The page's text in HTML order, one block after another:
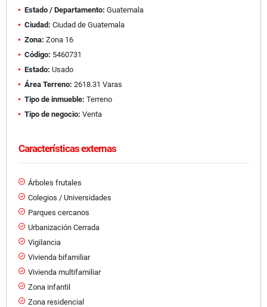
Estado / Departamento: Guatemala
Ciudad: Ciudad de Guatemala
Zona: Zona 16
Código: 5460731
Estado: Usado
Área Terreno: 2618.31 Varas
Tipo de inmueble: Terreno
Tipo de negocio: Venta
Características externas
Árboles frutales
Colegios / Universidades
Parques cercanos
Urbanización Cerrada
Vigilancia
Vivienda bifamiliar
Vivienda multifamiliar
Zona infantil
Zona residencial